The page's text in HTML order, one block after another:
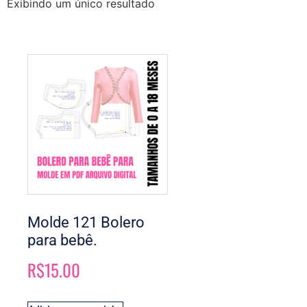
Exibindo um único resultado
Molde 121 Bolero
para bebê.
R$15.00